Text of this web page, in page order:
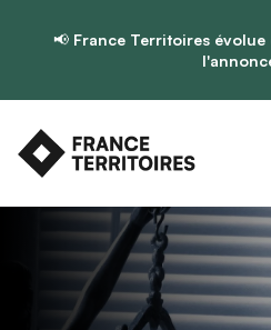
📢 France Territoires évolue